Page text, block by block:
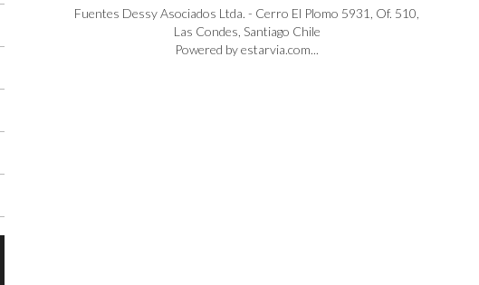
Fuentes Dessy Asociados Ltda. - Cerro El Plomo 5931, Of. 510,
Las Condes, Santiago Chile
Powered by estarvia.com...